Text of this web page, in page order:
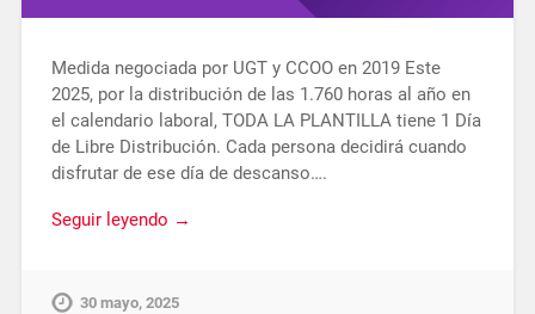
Medida negociada por UGT y CCOO en 2019 Este
2025, por la distribución de las 1.760 horas al año en
el calendario laboral, TODA LA PLANTILLA tiene 1 Día
de Libre Distribución. Cada persona decidirá cuando
disfrutar de ese día de descanso….
Seguir leyendo →
30 mayo, 2025